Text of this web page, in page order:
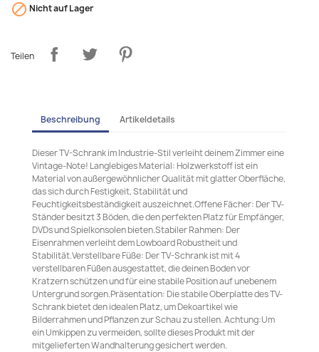
 Nicht auf Lager
Teilen
Beschreibung Artikeldetails
Dieser TV-Schrank im Industrie-Stil verleiht deinem Zimmer eine
Vintage-Note! Langlebiges Material: Holzwerkstoff ist ein
Material von außergewöhnlicher Qualität mit glatter Oberfläche,
das sich durch Festigkeit, Stabilität und
Feuchtigkeitsbeständigkeit auszeichnet.Offene Fächer: Der TV-
Ständer besitzt 3 Böden, die den perfekten Platz für Empfänger,
DVDs und Spielkonsolen bieten.Stabiler Rahmen: Der
Eisenrahmen verleiht dem Lowboard Robustheit und
Stabilität.Verstellbare Füße: Der TV-Schrank ist mit 4
verstellbaren Füßen ausgestattet, die deinen Boden vor
Kratzern schützen und für eine stabile Position auf unebenem
Untergrund sorgen.Präsentation: Die stabile Oberplatte des TV-
Schrank bietet den idealen Platz, um Dekoartikel wie
Bilderrahmen und Pflanzen zur Schau zu stellen. Achtung:Um
ein Umkippen zu vermeiden, sollte dieses Produkt mit der
mitgelieferten Wandhalterung gesichert werden.